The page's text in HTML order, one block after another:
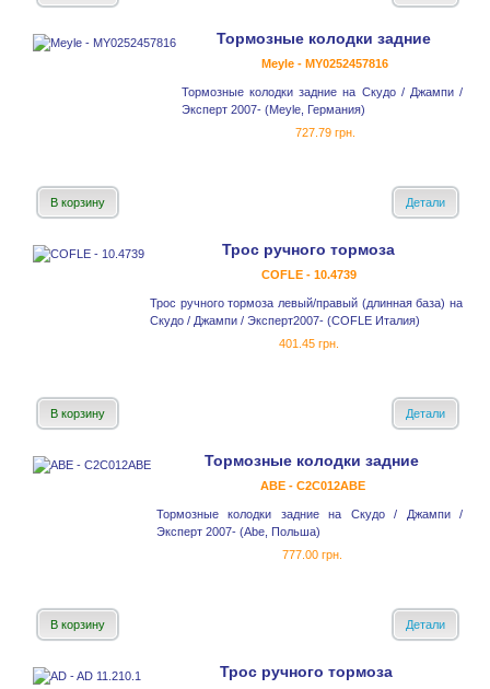
Тормозные колодки задние
Meyle - MY0252457816
Тормозные колодки задние на Скудо / Джампи /
Эксперт 2007- (Meyle, Германия)
727.79 грн.
В корзину Детали
Трос ручного тормоза
COFLE - 10.4739
Трос ручного тормоза левый/правый (длинная база) на
Скудо / Джампи / Эксперт2007- (COFLE Италия)
401.45 грн.
В корзину Детали
Тормозные колодки задние
ABE - C2C012ABE
Тормозные колодки задние на Скудо / Джампи /
Эксперт 2007- (Abe, Польша)
777.00 грн.
В корзину Детали
Трос ручного тормоза